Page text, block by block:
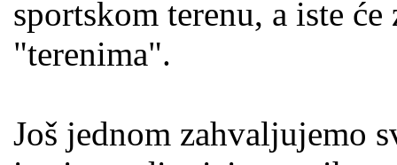
sportskom terenu, a iste
"terenima".
Još jednom zahvaljujemo